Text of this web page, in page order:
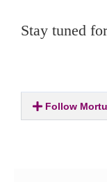
Stay tuned
Follow